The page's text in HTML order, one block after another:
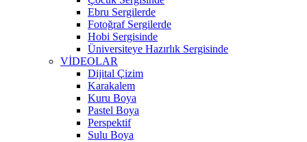
Ebru Sergilerde
Fotoğraf Sergilerde
Hobi Sergisinde
Üniversiteye Hazırlık Sergisinde
VİDEOLAR
Dijital Çizim
Karakalem
Kuru Boya
Pastel Boya
Perspektif
Sulu Boya